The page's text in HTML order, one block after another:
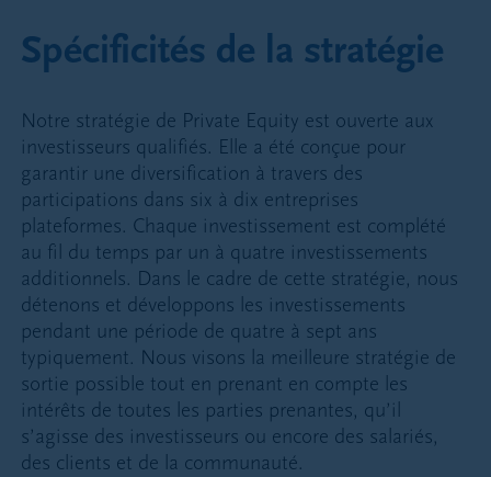
Spécificités de la stratégie
Notre stratégie de Private Equity est ouverte aux
investisseurs qualifiés. Elle a été conçue pour
garantir une diversification à travers des
participations dans six à dix entreprises
plateformes. Chaque investissement est complété
au fil du temps par un à quatre investissements
additionnels. Dans le cadre de cette stratégie, nous
détenons et développons les investissements
pendant une période de quatre à sept ans
typiquement. Nous visons la meilleure stratégie de
sortie possible tout en prenant en compte les
intérêts de toutes les parties prenantes, qu’il
s’agisse des investisseurs ou encore des salariés,
des clients et de la communauté.